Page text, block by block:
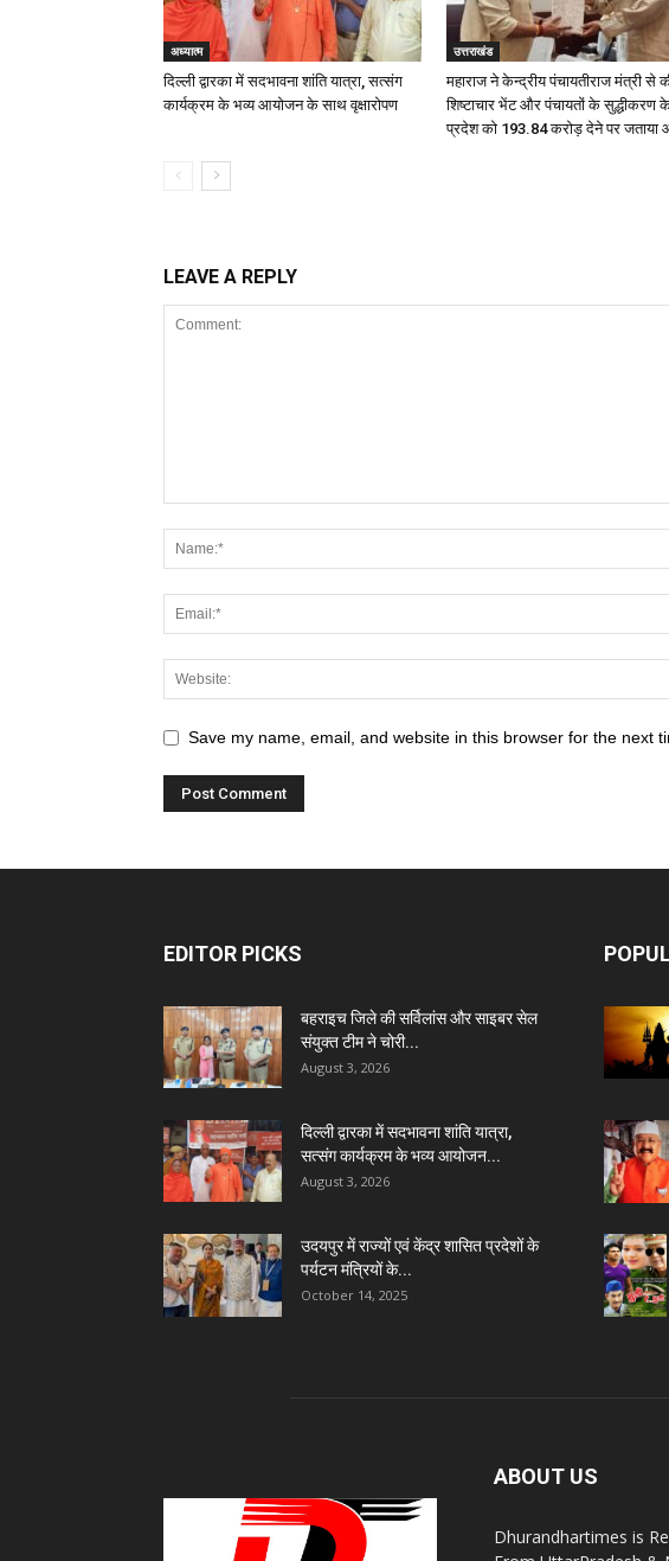
अध्यात्म
दिल्ली द्वारका में सदभावना शांति यात्रा, सत्संग
कार्यक्रम के भव्य आयोजन के साथ वृक्षारोपण
उत्तराखंड
महाराज ने केन्द्रीय पंचायतीराज मंत्री से
शिष्टाचार भेंट और पंचायतों के सुद्धीकरण
प्रदेश को 193.84 करोड़ देने पर जताया
LEAVE A REPLY
Save my name, email, and website in this browser for the next
EDITOR PICKS
बहराइच जिले की सर्विलांस और साइबर सेल
संयुक्त टीम ने चोरी...
August 3, 2026
दिल्ली द्वारका में सदभावना शांति यात्रा,
सत्संग कार्यक्रम के भव्य आयोजन...
August 3, 2026
उदयपुर में राज्यों एवं केंद्र शासित प्रदेशों के
पर्यटन मंत्रियों के...
October 14, 2025
ABOUT US
Dhurandhartimes is